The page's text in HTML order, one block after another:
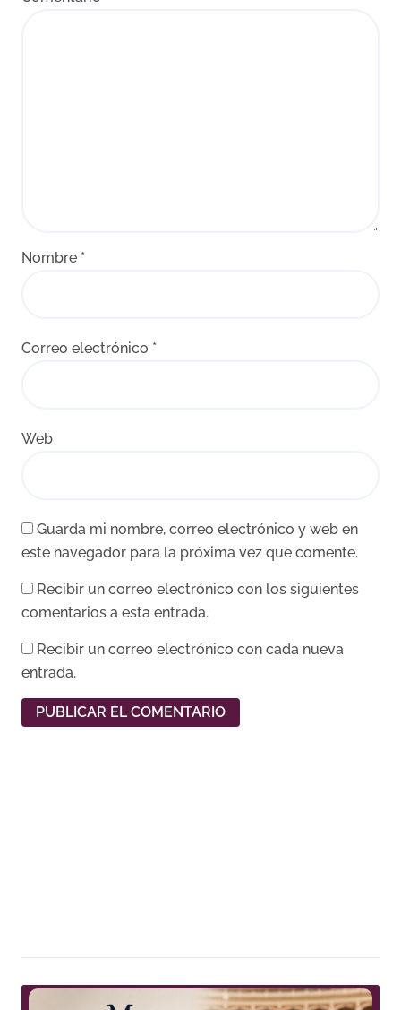
Nombre *
Correo electrónico *
Web
Guarda mi nombre, correo electrónico y web en
este navegador para la próxima vez que comente.
Recibir un correo electrónico con los siguientes
comentarios a esta entrada.
Recibir un correo electrónico con cada nueva
entrada.